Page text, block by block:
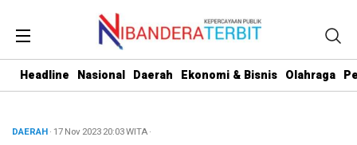
Headline Nasional Daerah Ekonomi & Bisnis Olahraga
DAERAH· 17 Nov 202320:03WITA·